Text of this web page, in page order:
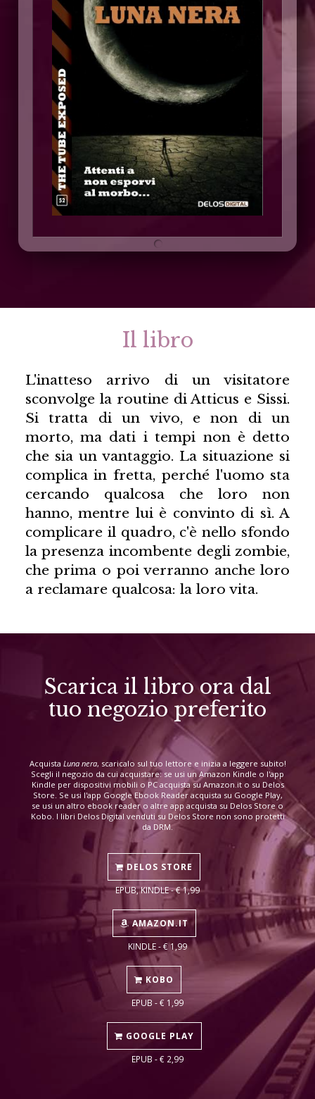
Il libro
L'inatteso arrivo di un visitatore
sconvolge la routine di Atticus e Sissi.
Si tratta di un vivo, e non di un
morto, ma dati i tempi non è detto
che sia un vantaggio. La situazione si
complica in fretta, perché l'uomo sta
cercando qualcosa che loro non
hanno, mentre lui è convinto di sì. A
complicare il quadro, c'è nello sfondo
la presenza incombente degli zombie,
che prima o poi verranno anche loro
a reclamare qualcosa: la loro vita.
Scarica il libro ora dal
tuo negozio preferito
Acquista Luna nera, scaricalo sul tuo lettore e inizia a leggere subito!
Scegli il negozio da cui acquistare: se usi un Amazon Kindle o l'app
Kindle per dispositivi mobili o PC acquista su Amazon.it o su Delos
Store. Se usi l'app Google Ebook Reader acquista su Google Play,
se usi un altro ebook reader o altre app acquista su Delos Store o
Kobo. I libri Delos Digital venduti su Delos Store non sono protetti
da DRM.
DELOS STORE
EPUB, KINDLE - € 1,99
AMAZON.IT
KINDLE - € 1,99
KOBO
EPUB - € 1,99
GOOGLE PLAY
EPUB - € 2,99